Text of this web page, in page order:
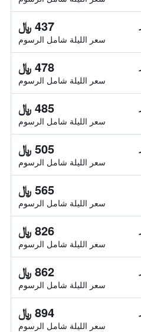
437 ﷼
سعر الليلة شامل الرسوم
478 ﷼
سعر الليلة شامل الرسوم
485 ﷼
سعر الليلة شامل الرسوم
505 ﷼
سعر الليلة شامل الرسوم
565 ﷼
سعر الليلة شامل الرسوم
826 ﷼
سعر الليلة شامل الرسوم
862 ﷼
سعر الليلة شامل الرسوم
894 ﷼
سعر الليلة شامل الرسوم